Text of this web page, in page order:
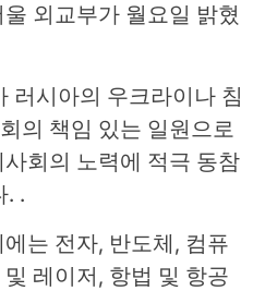
외교부가 월요일 밝혔
러시아의 우크라이나 침
의 책임 있는 일원으로
회의 노력에 적극 동참
. .
는 전자, 반도체, 컴퓨
레이저, 항법 및 항공